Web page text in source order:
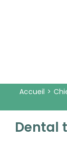
Accueil
Dental